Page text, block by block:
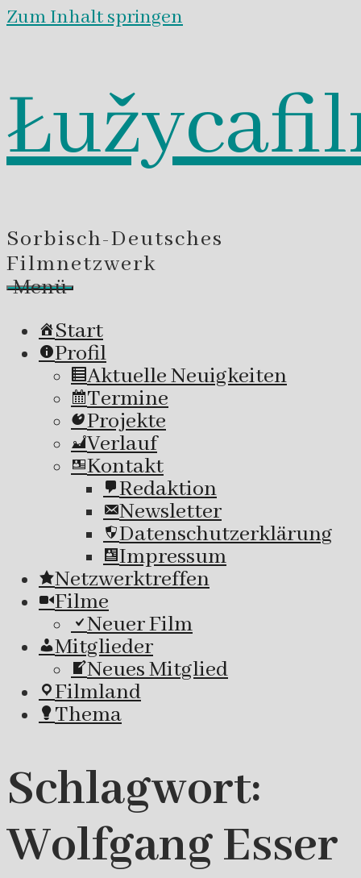
Zum Inhalt springen
Sorbisch-Deutsches
Filmnetzwerk
Menü
Start
Profil
Aktuelle Neuigkeiten
Termine
Projekte
Verlauf
Kontakt
Redaktion
Newsletter
Datenschutzerklärung
Impressum
Netzwerktreffen
Filme
Neuer Film
Mitglieder
Neues Mitglied
Filmland
Thema
Schlagwort:
Wolfgang Esser